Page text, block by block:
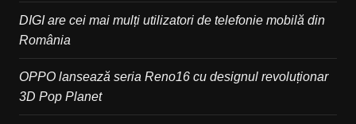
DIGI are cei mai mulți utilizatori de telefonie mobilă din
România
OPPO lansează seria Reno16 cu designul revoluționar
3D Pop Planet